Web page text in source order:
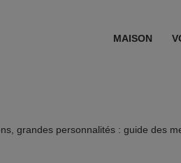
MAISON
grandes personnalités : guide des